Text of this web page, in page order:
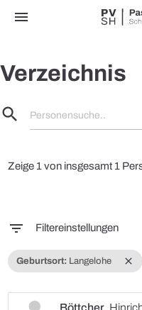
menu
Verzeichnis
search Personensuche..
Zeige 1 von insgesamt 1
filter_list Filtereinstellungen
close
Geburtsort: Langelohe
Böttcher,